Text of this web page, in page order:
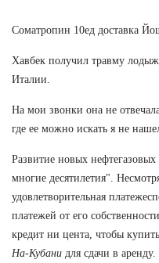
Cоматропин 10ед доставка
Хавбек получил травму
Италии.
На мои звонки она не
где ее можно искать я не
Развитие новых
многие десятилетия".
удовлетворительная
платежей от его
кредит ни цента, чтобы
На-Кубани для сдачи в